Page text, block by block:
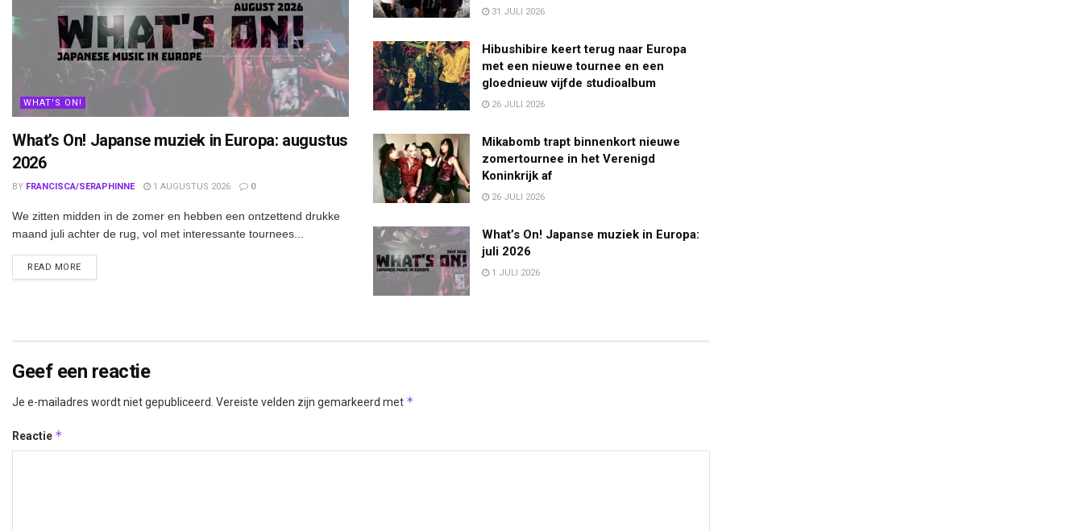
WHAT'S ON!
What’s On! Japanse muziek in Europa: augustus
2026
BY FRANCISCA/SERAPHINNE 1 AUGUSTUS 2026 0
We zitten midden in de zomer en hebben een ontzettend drukke
maand juli achter de rug, vol met interessante tournees...
READ MOREDETAILS
31 JULI 2026
Hibushibire keert terug naar Europa
met een nieuwe tournee en een
gloednieuw vijfde studioalbum
26 JULI 2026
Mikabomb trapt binnenkort nieuwe
zomertournee in het Verenigd
Koninkrijk af
26 JULI 2026
What’s On! Japanse muziek in Europa:
juli 2026
1 JULI 2026
Geef een reactie
Je e-mailadres wordt niet gepubliceerd. Vereiste velden zijn gemarkeerd met *
Reactie *